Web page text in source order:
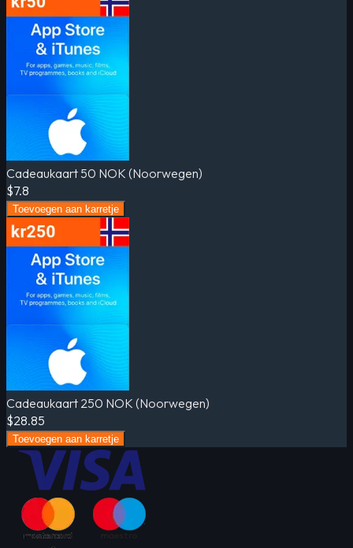
Cadeaukaart 50 NOK (Noorwegen)
$7.8
Toevoegen aan karretje
Cadeaukaart 250 NOK (Noorwegen)
$28.85
Toevoegen aan karretje